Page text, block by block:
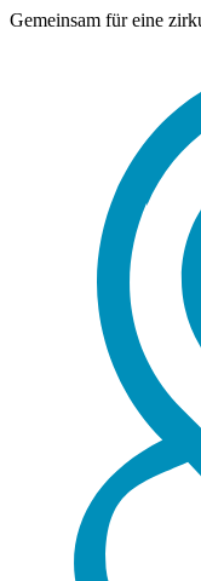
Gemeinsam für eine